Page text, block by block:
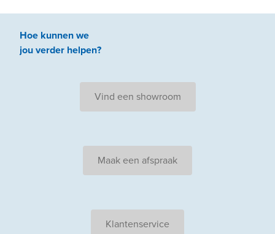
Hoe kunnen we
jouverder helpen?
Vind een showroom
Maak een afspraak
Klantenservice